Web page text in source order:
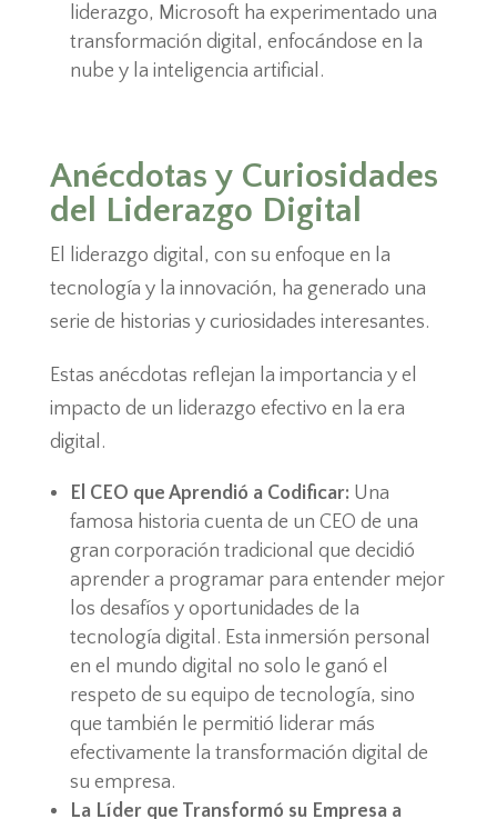
liderazgo, Microsoft ha experimentado una
transformación digital, enfocándose en la
nube y la inteligencia artificial.
Anécdotas y Curiosidades
del Liderazgo Digital
El liderazgo digital, con su enfoque en la
tecnología y la innovación, ha generado una
serie de historias y curiosidades interesantes.
Estas anécdotas reflejan la importancia y el
impacto de un liderazgo efectivo en la era
digital.
El CEO que Aprendió a Codificar: Una
famosa historia cuenta de un CEO de una
gran corporación tradicional que decidió
aprender a programar para entender mejor
los desafíos y oportunidades de la
tecnología digital. Esta inmersión personal
en el mundo digital no solo le ganó el
respeto de su equipo de tecnología, sino
que también le permitió liderar más
efectivamente la transformación digital de
su empresa.
La Líder que Transformó su Empresa a